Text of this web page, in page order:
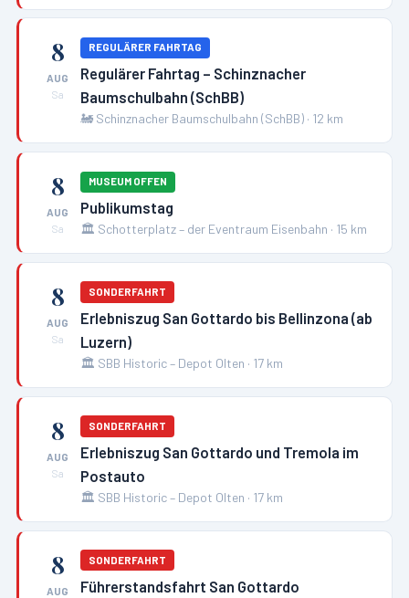
8
AUG
Sa
REGULÄRER FAHRTAG
Regulärer Fahrtag – Schinznacher
Baumschulbahn (SchBB)
🚂 Schinznacher Baumschulbahn (SchBB) · 12 km
8
AUG
Sa
MUSEUM OFFEN
Publikumstag
🏛️ Schotterplatz – der Eventraum Eisenbahn · 15 km
8
AUG
Sa
SONDERFAHRT
Erlebniszug San Gottardo bis Bellinzona (ab
Luzern)
🏛️ SBB Historic – Depot Olten · 17 km
8
AUG
Sa
SONDERFAHRT
Erlebniszug San Gottardo und Tremola im
Postauto
🏛️ SBB Historic – Depot Olten · 17 km
8
AUG
SONDERFAHRT
Führerstandsfahrt San Gottardo